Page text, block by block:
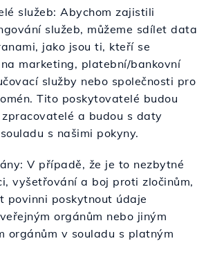
služeb: Abychom zajistili
služeb, můžeme sdílet data
jako jsou ti, kteří se
marketing, platební/bankovní
služby nebo společnosti pro
Tito poskytovatelé budou
a budou s daty
s našimi pokyny.
V případě, že je to nezbytné
vyšetřování a boj proti zločinům,
povinni poskytnout údaje
orgánům nebo jiným
orgánům v souladu s platným